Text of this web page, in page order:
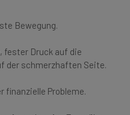
Bewegung.
fester Druck auf die
der schmerzhaften Seite.
finanzielle Probleme.